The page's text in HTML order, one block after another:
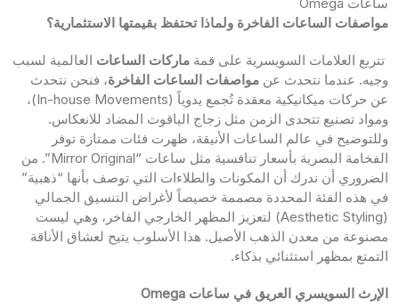
مواصفات الساعات الفاخرة ولماذا تحتفظ بقيمتها الاستثمارية؟
تتربع العلامات السويسرية على قمة ماركات الساعات العالمية لسبب
وجيه. عندما نتحدث عن مواصفات الساعات الفاخرة، فنحن نتحدث
عن حركات ميكانيكية معقدة تُجمع يدوياً (In-house Movements)،
ومواد تصنيع تتحدى الزمن مثل زجاج الياقوت المضاد للانعكاس.
وللتوضيح في عالم الساعات الأنيقة، ظهرت فئات ممتازة توفر
الفخامة البصرية بأسعار تنافسية مثل ساعات “Mirror Original”. من
الضروري أن ندرك أن المكونات والطلاءات التي توصف بأنها “ذهبية”
في هذه الفئة المحددة مصممة خصيصاً لأغراض التنسيق الجمالي
(Aesthetic Styling) لتعزيز المظهر الخارجي الفاخر، وهي ليست
مصنوعة من معدن الذهب الأصيل. هذا الأسلوب يتيح لعشاق الأناقة
التمتع بمظهر استثنائي بذكاء.
الإرث السويسري العريق في ساعات